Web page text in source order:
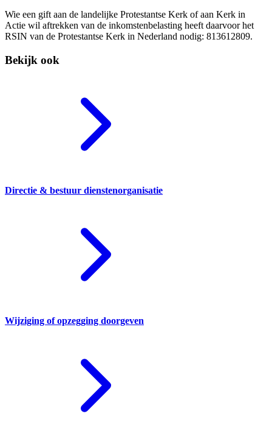
Wie een gift aan de landelijke Protestantse Kerk of aan Kerk in
Actie wil aftrekken van de inkomstenbelasting heeft daarvoor het
RSIN van de Protestantse Kerk in Nederland nodig: 813612809.
Bekijk ook
Directie & bestuur dienstenorganisatie
Wijziging of opzegging doorgeven